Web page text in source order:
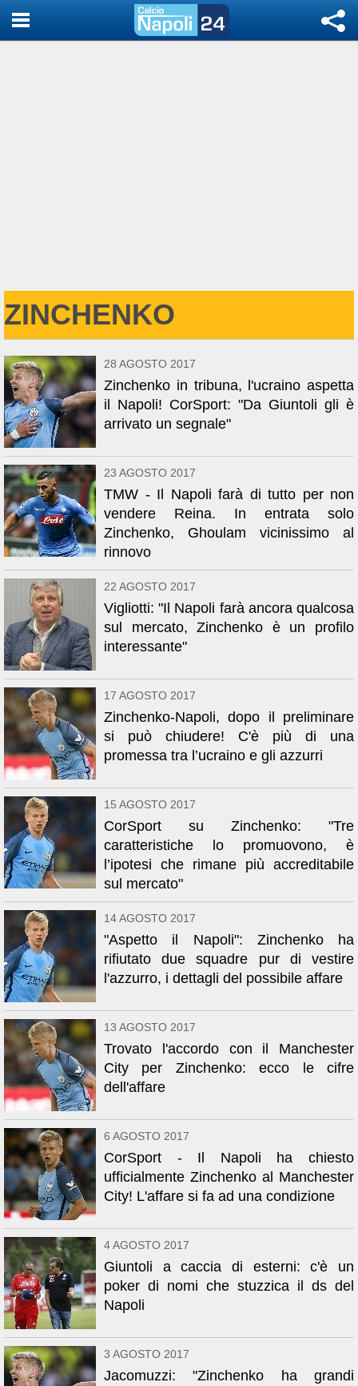
ZINCHENKO
28 AGOSTO 2017
Zinchenko in tribuna, l'ucraino aspetta
il Napoli! CorSport: "Da Giuntoli gli è
arrivato un segnale"
23 AGOSTO 2017
TMW - Il Napoli farà di tutto per non
vendere Reina. In entrata solo
Zinchenko, Ghoulam vicinissimo al
rinnovo
22 AGOSTO 2017
Vigliotti: "Il Napoli farà ancora qualcosa
sul mercato, Zinchenko è un profilo
interessante"
17 AGOSTO 2017
Zinchenko-Napoli, dopo il preliminare
si può chiudere! C'è più di una
promessa tra l’ucraino e gli azzurri
15 AGOSTO 2017
CorSport su Zinchenko: "Tre
caratteristiche lo promuovono, è
l’ipotesi che rimane più accreditabile
sul mercato"
14 AGOSTO 2017
"Aspetto il Napoli": Zinchenko ha
rifiutato due squadre pur di vestire
l'azzurro, i dettagli del possibile affare
13 AGOSTO 2017
Trovato l'accordo con il Manchester
City per Zinchenko: ecco le cifre
dell'affare
6 AGOSTO 2017
CorSport - Il Napoli ha chiesto
ufficialmente Zinchenko al Manchester
City! L'affare si fa ad una condizione
4 AGOSTO 2017
Giuntoli a caccia di esterni: c'è un
poker di nomi che stuzzica il ds del
Napoli
3 AGOSTO 2017
Jacomuzzi: "Zinchenko ha grandi